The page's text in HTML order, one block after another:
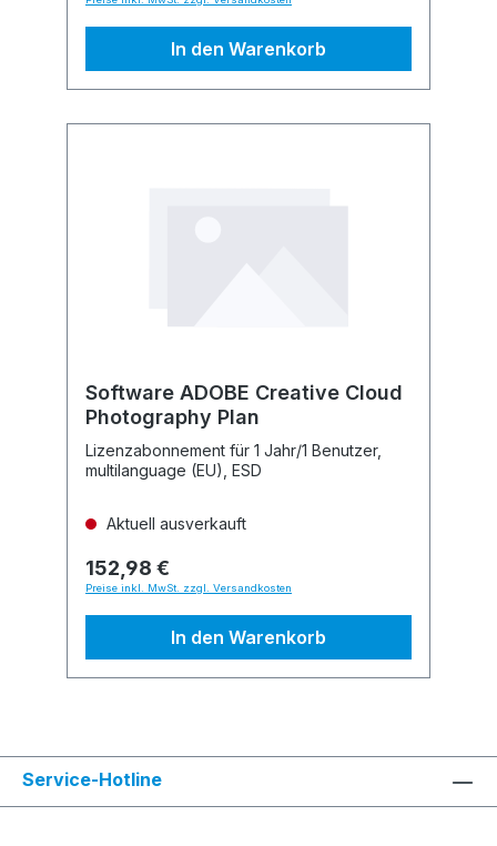
In den Warenkorb
Software ADOBE Creative Cloud
Photography Plan
Lizenzabonnement für 1 Jahr/1 Benutzer,
multilanguage (EU), ESD
Aktuell ausverkauft
152,98 €
Preise inkl. MwSt. zzgl. Versandkosten
In den Warenkorb
Service-Hotline